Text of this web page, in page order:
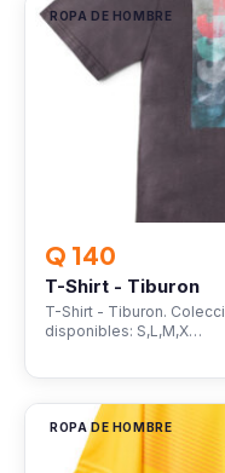
ROPA DE HOMBRE
Q 140
T-Shirt - Tiburon
T-Shirt - Tiburon.
disponibles: S,L,M,X…
ROPA DE HOMBRE